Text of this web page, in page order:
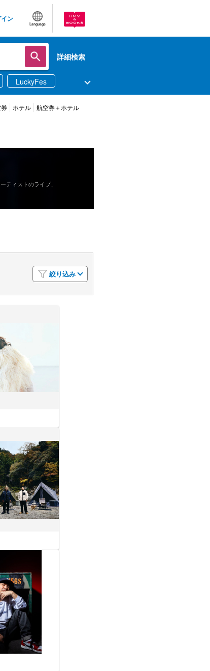
ン
Language
詳細検索
LuckyFes
ホテル 航空券＋ホテル
ティストのライブ、
絞り込み